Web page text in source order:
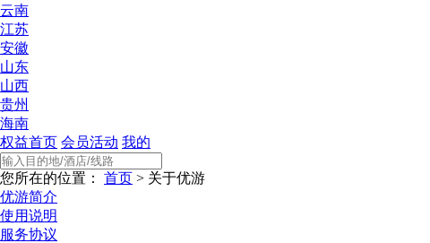
云南
江苏
安徽
山东
山西
贵州
海南
权益首页 会员活动 我的
您所在的位置： 首页 > 关于优游
优游简介
使用说明
服务协议